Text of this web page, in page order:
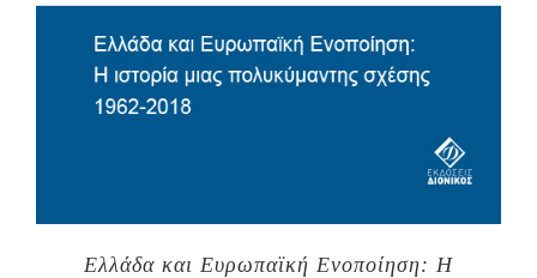
Ελλάδα και Ευρωπαϊκή Ενοποίηση: Η